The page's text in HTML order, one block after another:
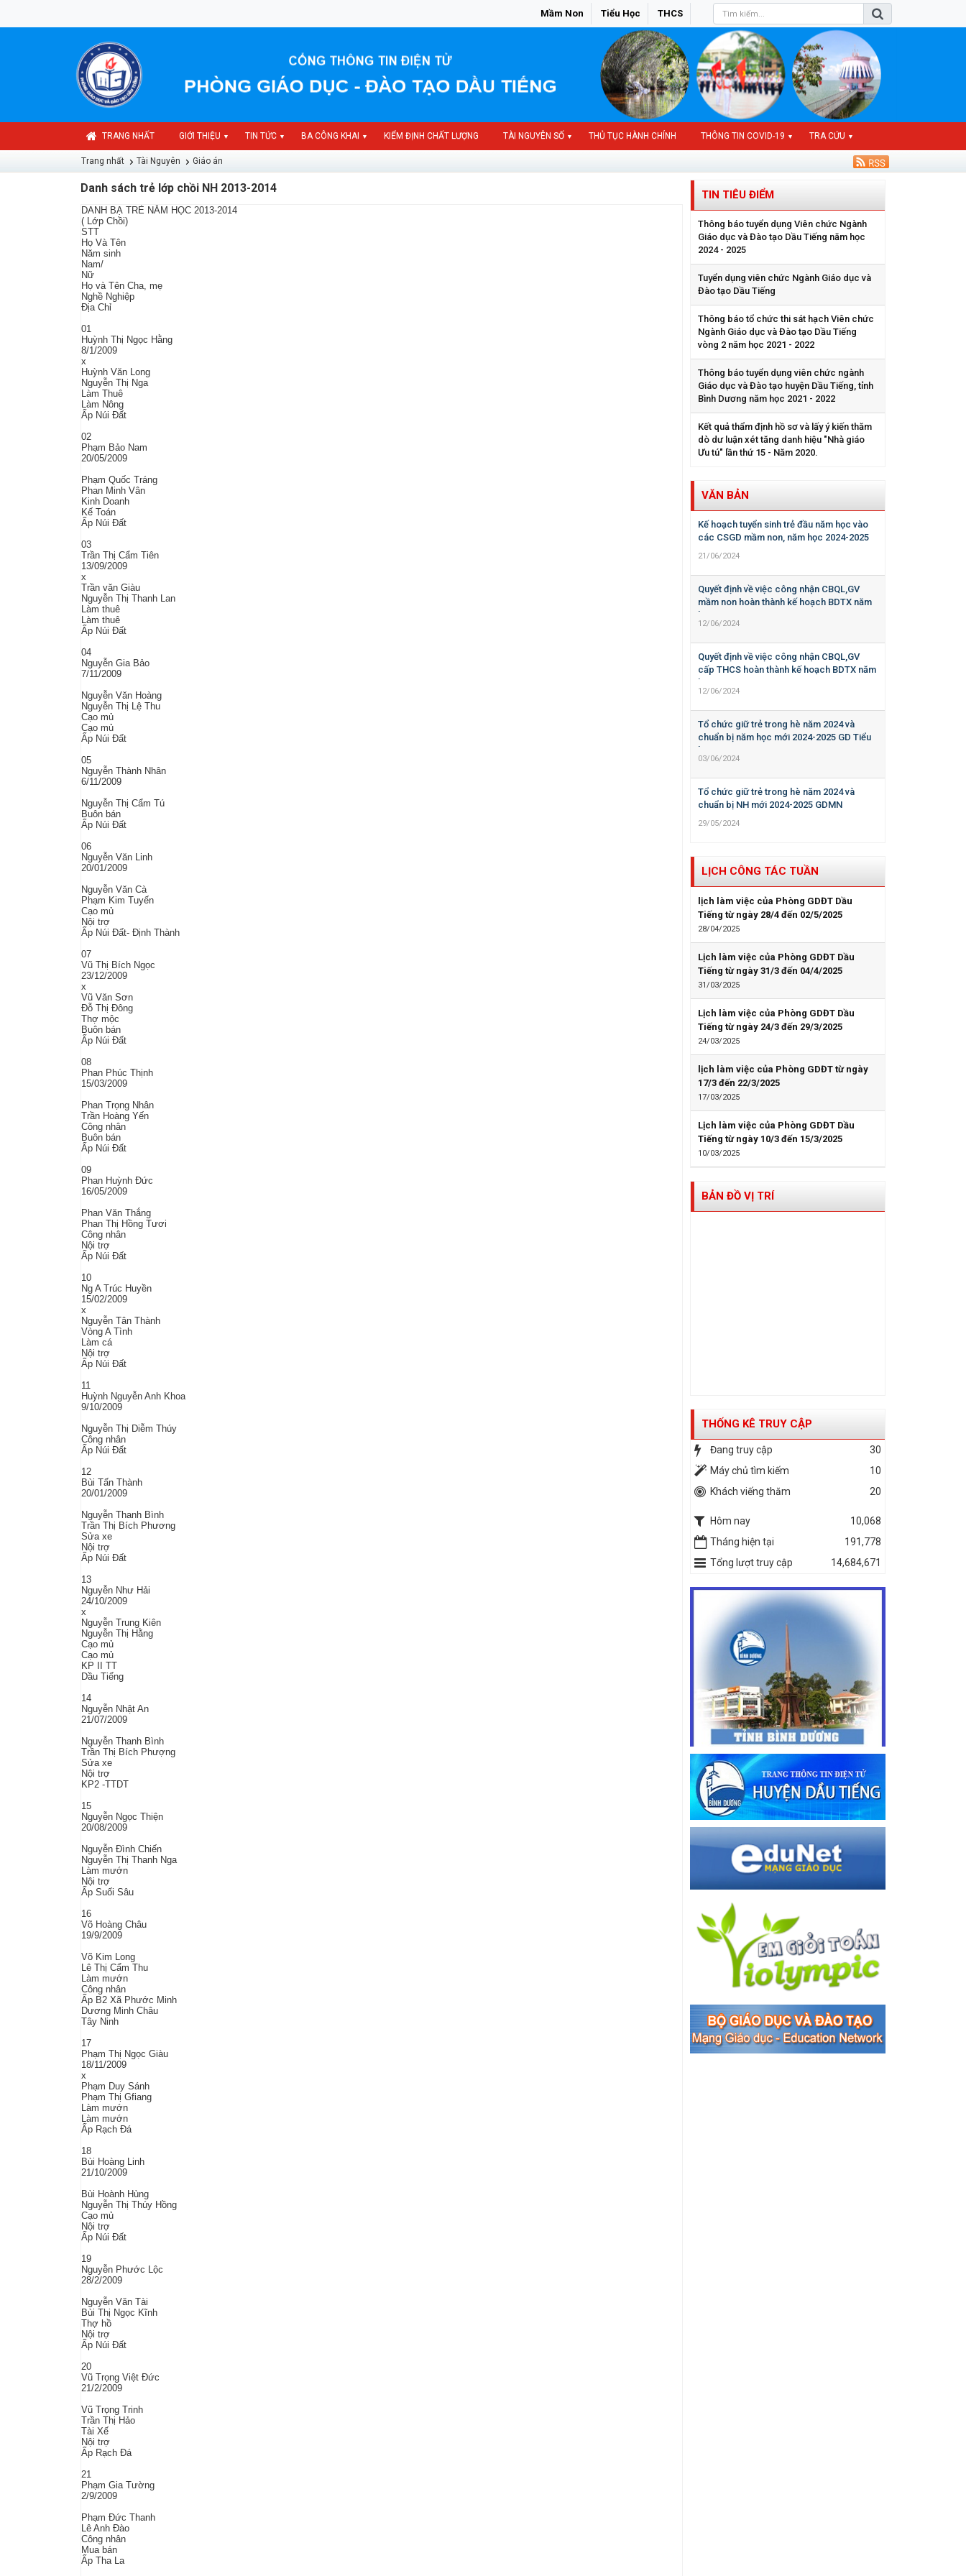
Mầm Non Tiểu Học THCS
TRANG NHẤT GIỚI THIỆU ▼ TIN TỨC ▼ BA CÔNG KHAI ▼ KIỂM ĐỊNH CHẤT LƯỢNG TÀI NGUYÊN SỐ ▼ THỦ TỤC HÀNH CHÍNH THÔNG TIN COVID-19 ▼ TRA CỨU ▼
Trang nhất Tài Nguyên Giáo án
Danh sách trẻ lớp chồi NH 2013-2014
DANH BẠ TRẺ NĂM HỌC 2013-2014
( Lớp Chồi)
STT
Họ Và Tên
Năm sinh
Nam/
Nữ
Họ và Tên Cha, mẹ
Nghề Nghiệp
Địa Chỉ
01
Huỳnh Thị Ngọc Hằng
8/1/2009
x
Huỳnh Văn Long
Nguyễn Thị Nga
Làm Thuê
Làm Nông
Ấp Núi Đất
02
Phạm Bảo Nam
20/05/2009
Phạm Quốc Tráng
Phan Minh Vân
Kinh Doanh
Kế Toán
Ấp Núi Đất
03
Trần Thị Cẩm Tiên
13/09/2009
x
Trần văn Giàu
Nguyễn Thị Thanh Lan
Làm thuê
Làm thuê
Ấp Núi Đất
04
Nguyễn Gia Bảo
7/11/2009
Nguyễn Văn Hoàng
Nguyễn Thị Lệ Thu
Cạo mủ
Cạo mủ
Ấp Núi Đất
05
Nguyễn Thành Nhân
6/11/2009
Nguyễn Thị Cẩm Tú
Buôn bán
Ấp Núi Đất
06
Nguyễn Văn Linh
20/01/2009
Nguyễn Văn Cà
Phạm Kim Tuyến
Cạo mủ
Nội trợ
Ấp Núi Đất- Định Thành
07
Vũ Thị Bích Ngọc
23/12/2009
x
Vũ Văn Sơn
Đỗ Thị Đông
Thợ mộc
Buôn bán
Ấp Núi Đất
08
Phan Phúc Thịnh
15/03/2009
Phan Trọng Nhân
Trần Hoàng Yến
Công nhân
Buôn bán
Ấp Núi Đất
09
Phan Huỳnh Đức
16/05/2009
Phan Văn Thắng
Phan Thị Hồng Tươi
Công nhân
Nội trợ
Ấp Núi Đất
10
Ng A Trúc Huyền
15/02/2009
x
Nguyễn Tân Thành
Vòng A Tình
Làm cá
Nội trợ
Ấp Núi Đất
11
Huỳnh Nguyễn Anh Khoa
9/10/2009
Nguyễn Thị Diễm Thúy
Công nhân
Ấp Núi Đất
12
Bùi Tấn Thành
20/01/2009
Nguyễn Thanh Bình
Trần Thị Bích Phương
Sửa xe
Nội trợ
Ấp Núi Đất
13
Nguyễn Như Hải
24/10/2009
x
Nguyễn Trung Kiên
Nguyễn Thị Hằng
Cạo mủ
Cạo mủ
KP II TT
Dầu Tiếng
14
Nguyễn Nhật An
21/07/2009
Nguyễn Thanh Bình
Trần Thị Bích Phượng
Sửa xe
Nội trợ
KP2 -TTDT
15
Nguyễn Ngọc Thiện
20/08/2009
Nguyễn Đình Chiến
Nguyễn Thị Thanh Nga
Làm mướn
Nội trợ
Ấp Suối Sâu
16
Võ Hoàng Châu
19/9/2009
Võ Kim Long
Lê Thị Cẩm Thu
Làm mướn
Công nhân
Ấp B2 Xã Phước Minh
Dương Minh Châu
Tây Ninh
17
Phạm Thị Ngọc Giàu
18/11/2009
x
Phạm Duy Sánh
Phạm Thị Gfiang
Làm mướn
Làm mướn
Ấp Rạch Đá
18
Bùi Hoàng Linh
21/10/2009
Bùi Hoành Hùng
Nguyễn Thị Thúy Hồng
Cạo mủ
Nội trợ
Ấp Núi Đất
19
Nguyễn Phước Lộc
28/2/2009
Nguyễn Văn Tài
Bùi Thị Ngọc Kĩnh
Thợ hồ
Nội trợ
Ấp Núi Đất
20
Vũ Trọng Việt Đức
21/2/2009
Vũ Trọng Trinh
Trần Thị Hảo
Tài Xế
Nội trợ
Ấp Rạch Đá
21
Phạm Gia Tường
2/9/2009
Phạm Đức Thanh
Lê Anh Đào
Công nhân
Mua bán
Ấp Tha La
TIN TIÊU ĐIỂM
Thông báo tuyển dụng Viên chức Ngành
Giáo dục và Đào tạo Dầu Tiếng năm học
2024 - 2025
Tuyển dụng viên chức Ngành Giáo dục và
Đào tạo Dầu Tiếng
Thông báo tổ chức thi sát hạch Viên chức
Ngành Giáo dục và Đào tạo Dầu Tiếng
vòng 2 năm học 2021 - 2022
Thông báo tuyển dụng viên chức ngành
Giáo dục và Đào tạo huyện Dầu Tiếng, tỉnh
Bình Dương năm học 2021 - 2022
Kết quả thẩm định hồ sơ và lấy ý kiến thăm
dò dư luận xét tăng danh hiệu "Nhà giáo
Ưu tú" lần thứ 15 - Năm 2020.
VĂN BẢN
Kế hoạch tuyển sinh trẻ đầu năm học vào
các CSGD mầm non, năm học 2024-2025
21/06/2024
Quyết định về việc công nhận CBQL,GV
mầm non hoàn thành kế hoạch BDTX năm
học 2023-2024
12/06/2024
Quyết định về việc công nhận CBQL,GV
cấp THCS hoàn thành kế hoạch BDTX năm
học 2023-2024
12/06/2024
Tổ chức giữ trẻ trong hè năm 2024 và
chuẩn bị năm học mới 2024-2025 GD Tiểu
học
03/06/2024
Tổ chức giữ trẻ trong hè năm 2024 và
chuẩn bị NH mới 2024-2025 GDMN
29/05/2024
LỊCH CÔNG TÁC TUẦN
lịch làm việc của Phòng GDĐT Dầu
Tiếng từ ngày 28/4 đến 02/5/2025
28/04/2025
Lịch làm việc của Phòng GDĐT Dầu
Tiếng từ ngày 31/3 đến 04/4/2025
31/03/2025
Lịch làm việc của Phòng GDĐT Dầu
Tiếng từ ngày 24/3 đến 29/3/2025
24/03/2025
lịch làm việc của Phòng GDĐT từ ngày
17/3 đến 22/3/2025
17/03/2025
Lịch làm việc của Phòng GDĐT Dầu
Tiếng từ ngày 10/3 đến 15/3/2025
10/03/2025
BẢN ĐỒ VỊ TRÍ
THỐNG KÊ TRUY CẬP
Đang truy cập
30
Máy chủ tìm kiếm
10
Khách viếng thăm
20
Hôm nay
10,068
Tháng hiện tại
191,778
Tổng lượt truy cập
14,684,671